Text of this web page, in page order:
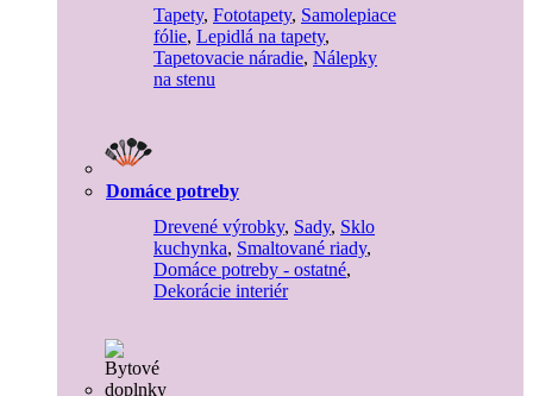
Tapety, Fototapety, Samolepiace
fólie, Lepidlá na tapety,
Tapetovacie náradie, Nálepky
na stenu
Domáce potreby
Drevené výrobky, Sady, Sklo
kuchynka, Smaltované riady,
Domáce potreby - ostatné,
Dekorácie interiér